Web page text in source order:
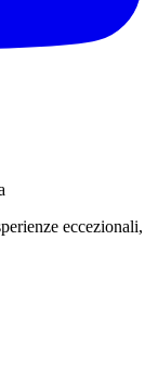
eccezionali,